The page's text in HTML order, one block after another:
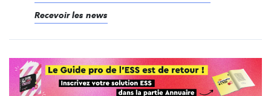
Recevoir les news